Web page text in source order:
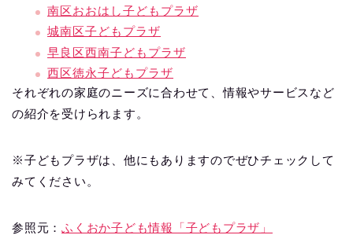
南区おおはし子どもプラザ
城南区子どもプラザ
早良区西南子どもプラザ
西区徳永子どもプラザ
それぞれの家庭のニーズに合わせて、情報やサービスなど
の紹介を受けられます。
※子どもプラザは、他にもありますのでぜひチェックして
みてください。
参照元：ふくおか子ども情報「子どもプラザ」